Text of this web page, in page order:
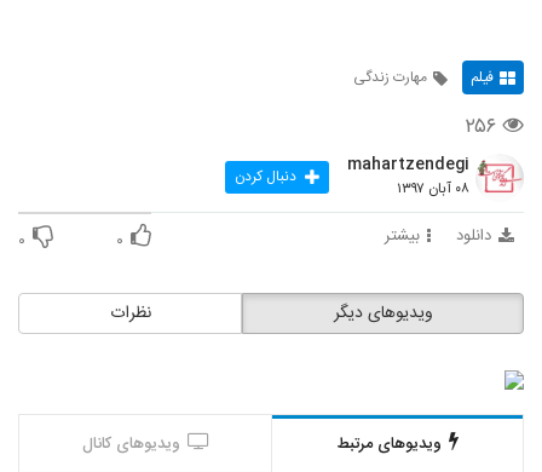
فیلم مهارت زندگی
۲۵۶
mahartzendegi
۰۸ آبان ۱۳۹۷ دنبال کردن
دانلود بیشتر ۰ ۰
نظرات ویدیوهای دیگر
ویدیوهای مرتبط ویدیوهای کانال